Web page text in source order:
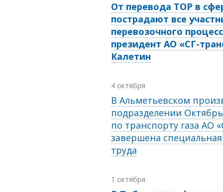
От перевода ТОР в
пострадают все
перевозочного
президент АО «СГ-
Калетин
4 октября
В Альметьевском
подразделении
по транспорту газа АО
завершена
труда
1 октября